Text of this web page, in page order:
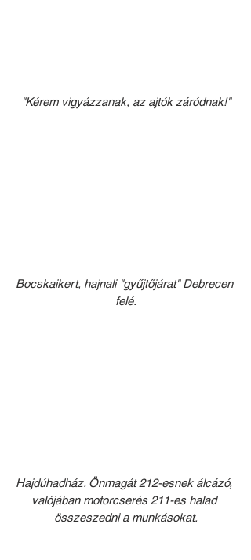
"Kérem vigyázzanak, az ajtók záródnak!"
Bocskaikert, hajnali "gyűjtőjárat" Debrecen
felé.
Hajdúhadház. Önmagát 212-esnek álcázó,
valójában motorcserés 211-es halad
összeszedni a munkásokat.